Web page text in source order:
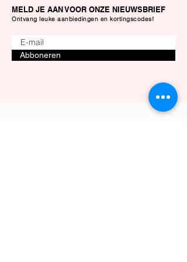
MELD JE AAN VOOR ONZE NIEUWSBRIEF
Ontvang leuke aanbiedingen en kortingscodes!
Abboneren